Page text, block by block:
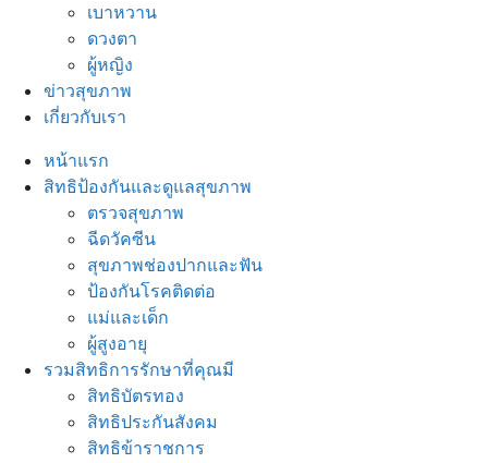
เบาหวาน
ดวงตา
ผู้หญิง
ข่าวสุขภาพ
เกี่ยวกับเรา
หน้าแรก
สิทธิป้องกันและดูแลสุขภาพ
ตรวจสุขภาพ
ฉีดวัคซีน
สุขภาพช่องปากและฟัน
ป้องกันโรคติดต่อ
แม่และเด็ก
ผู้สูงอายุ
รวมสิทธิการรักษาที่คุณมี
สิทธิบัตรทอง
สิทธิประกันสังคม
สิทธิข้าราชการ